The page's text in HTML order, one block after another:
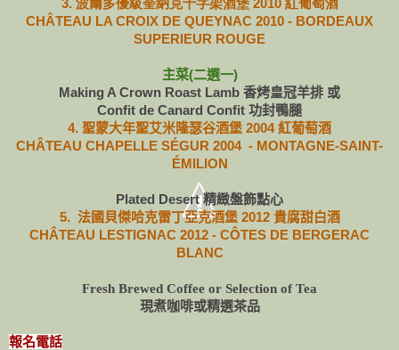
CHÂTEAU LA CROIX DE QUEYNAC 2010 - BORDEAUX
SUPERIEUR ROUGE
主菜(二選一)
Making A Crown Roast Lamb 香烤皇冠羊排 或
Confit de Canard Confit 功封鴨腿
4. 聖蒙大年聖艾米隆瑟谷酒堡 2004 紅葡萄酒
CHÂTEAU CHAPELLE SÉGUR 2004 - MONTAGNE-SAINT-
ÉMILION
Plated Desert 精緻盤飾點心
5. 法國貝傑哈克雷丁亞克酒堡 2012 貴腐甜白酒
CHÂTEAU LESTIGNAC 2012 - CÔTES DE BERGERAC
BLANC
Fresh Brewed Coffee or Selection of Tea
現煮咖啡或精選茶品
報名電話